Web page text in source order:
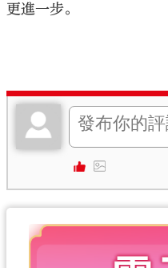
更進一步。